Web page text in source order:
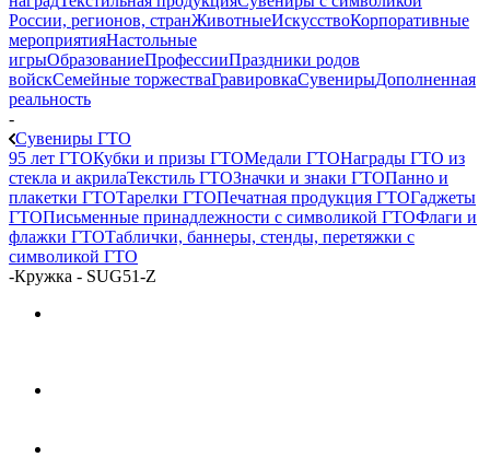
России, регионов, странЖивотныеИскусствоКорпоративные
мероприятияНастольные
игрыОбразованиеПрофессииПраздники родов
войскСемейные торжестваГравировкаСувенирыДополненная
реальность
-
Сувениры ГТО
95 лет ГТОКубки и призы ГТОМедали ГТОНаграды ГТО из
стекла и акрилаТекстиль ГТОЗначки и знаки ГТОПанно и
плакетки ГТОТарелки ГТОПечатная продукция ГТОГаджеты
ГТОПисьменные принадлежности с символикой ГТОФлаги и
флажки ГТОТаблички, баннеры, стенды, перетяжки с
символикой ГТО
-Кружка - SUG51-Z